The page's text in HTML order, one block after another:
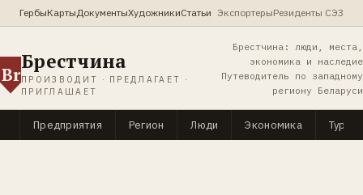
ГербыКартыДокументыХудожникиСтатьи ЭкспортерыРезиденты СЭЗ
Br
Брестчина
ПРОИЗВОДИТ · ПРЕДЛАГАЕТ ·
ПРИГЛАШАЕТ
Брестчина: люди, места,
экономика и наследие
Путеводитель по западному
региону Беларуси
Предприятия Регион Люди Экономика